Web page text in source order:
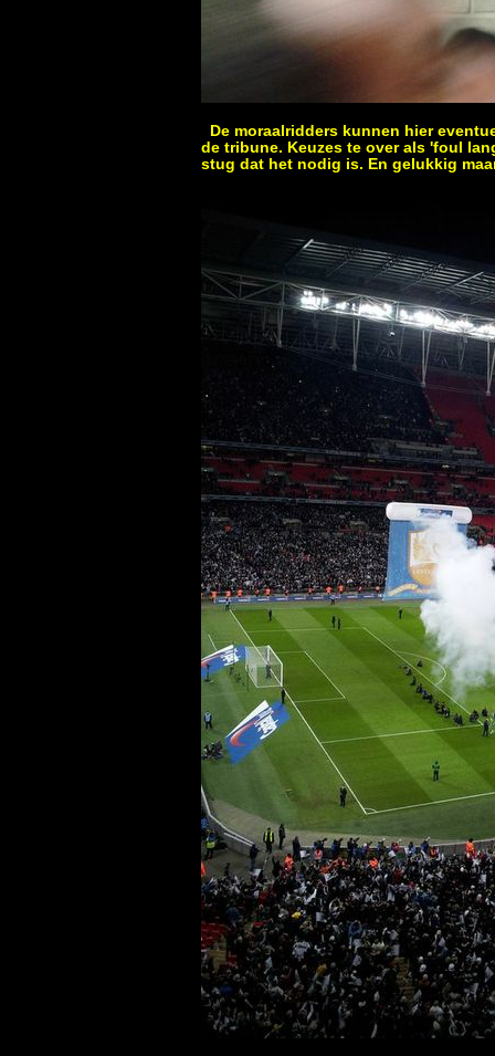
De moraalridders kunnen hier
de tribune. Keuzes te over als 'foul
stug dat het nodig is. En gelukkig